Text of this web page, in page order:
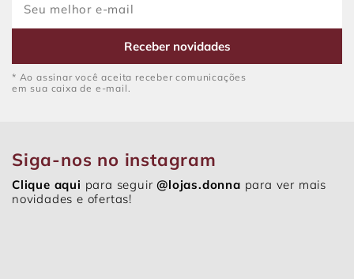
Receber novidades
* Ao assinar você aceita receber comunicações
em sua caixa de e-mail.
Siga-nos no instagram
Clique aqui para seguir@lojas.donna para ver mais
novidades e ofertas!